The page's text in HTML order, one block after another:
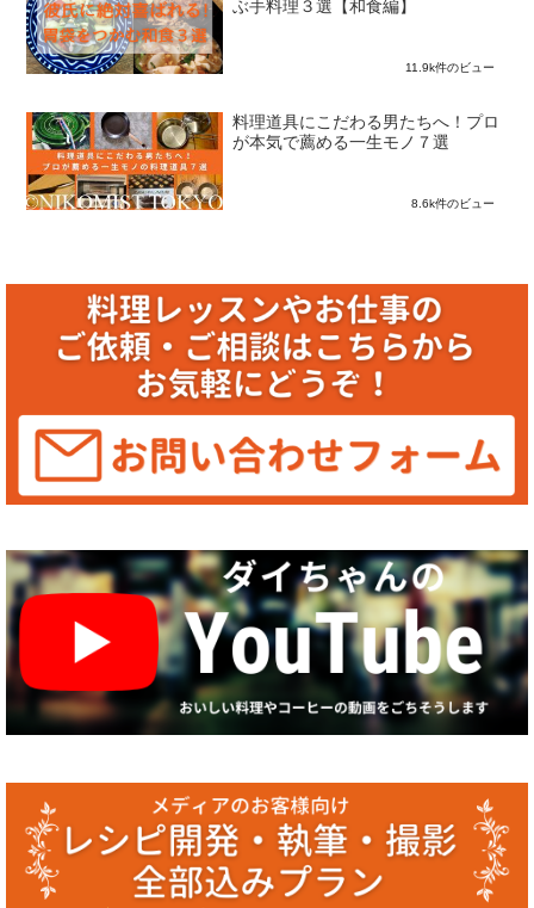
ぶ手料理３選【和食編】
11.9k件のビュー
料理道具にこだわる男たちへ！プロ
が本気で薦める一生モノ７選
8.6k件のビュー